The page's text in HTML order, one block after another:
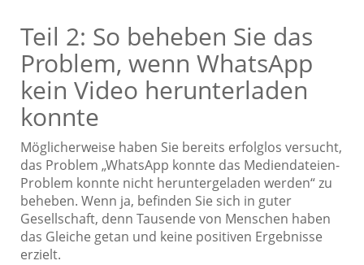
Teil 2: So beheben Sie das
Problem, wenn WhatsApp
kein Video herunterladen
konnte
Möglicherweise haben Sie bereits erfolglos versucht,
das Problem „WhatsApp konnte das Mediendateien-
Problem konnte nicht heruntergeladen werden“ zu
beheben. Wenn ja, befinden Sie sich in guter
Gesellschaft, denn Tausende von Menschen haben
das Gleiche getan und keine positiven Ergebnisse
erzielt.